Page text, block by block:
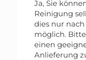
Ja, Sie
Reinigung
dies nur
möglich.
einen
Anlieferung